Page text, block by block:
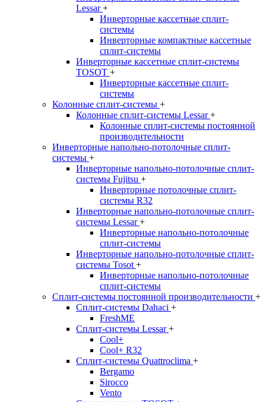
Lessar+
Инверторные кассетные сплит-
системы
Инверторные компактные кассетные
сплит-системы
Инверторные кассетные сплит-системы
TOSOT +
Инверторные кассетные сплит-
системы
Колонные сплит-системы +
Колонные сплит-системы Lessar+
Колонные сплит-системы постоянной
производительности
Инверторные напольно-потолочные сплит-
системы +
Инверторные напольно-потолочные сплит-
системы Fujitsu +
Инверторные потолочные сплит-
системы R32
Инверторные напольно-потолочные сплит-
системы Lessar+
Инверторные напольно-потолочные
сплит-системы
Инверторные напольно-потолочные сплит-
системы Tosot +
Инверторные напольно-потолочные
сплит-системы
Сплит-системы постоянной производительности +
Сплит-системы Dahaci +
FreshME
Сплит-системы Lessar+
Cool+
Cool+ R32
Сплит-системы Quattroclima +
Bergamo
Sirocco
Vento